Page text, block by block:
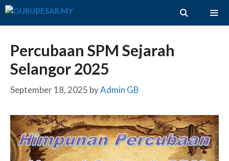
Skip
Percubaan SPM Sejarah
Selangor 2025
September 18, 2025 byAdmin GB